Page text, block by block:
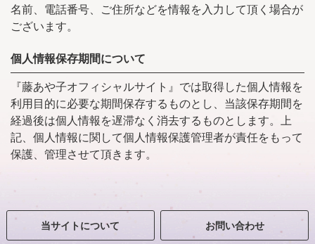
名前、電話番号、ご住所などを情報を入力して頂く場合が
ございます。
個人情報保存期間について
『藤あや子オフィシャルサイト』では取得した個人情報を
利用目的に必要な期間保存するものとし、当該保存期間を
経過後は個人情報を遅滞なく消去するものとします。上
記、個人情報に関して個人情報保護管理者が責任をもって
保護、管理させて頂きます。
当サイトについて お問い合わせ